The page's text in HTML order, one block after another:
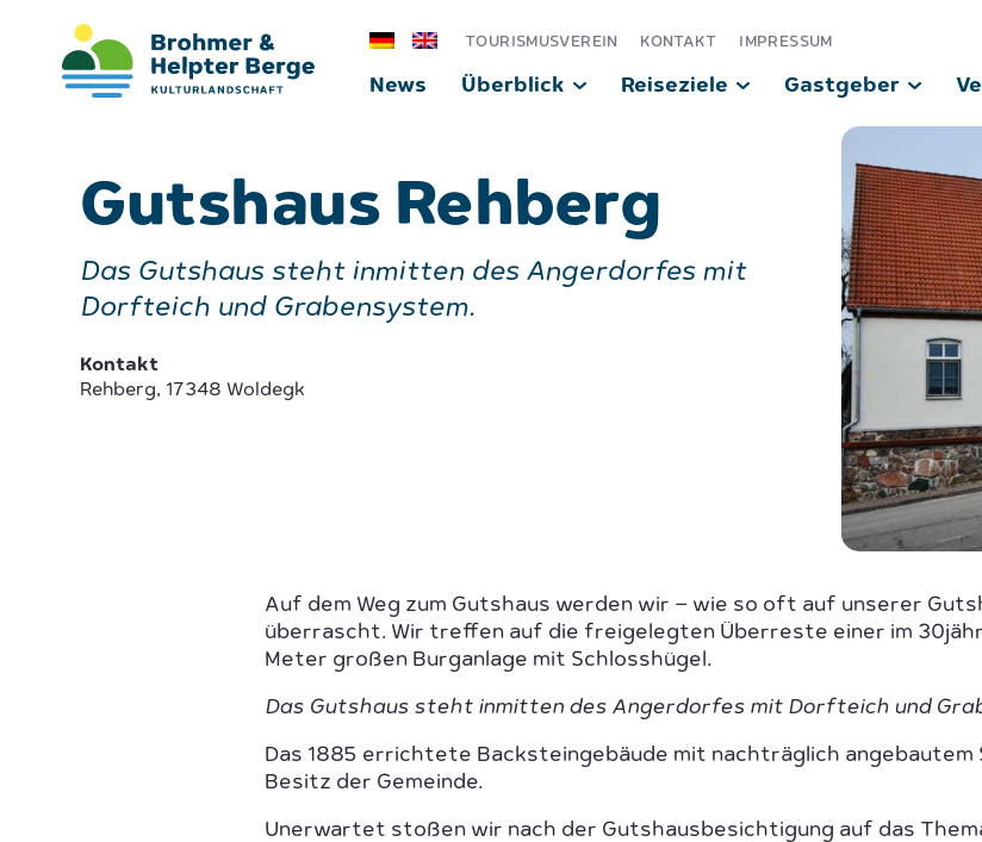
News Überblick Reiseziele Gastgeber
TOURISMUSVEREIN KONTAKT IMPRESSUM
Gutshaus Rehberg
Das Gutshaus steht inmitten des Angerdorfes mit
Dorfteich und Grabensystem.
Kontakt
Rehberg, 17348 Woldegk
Auf dem Weg zum Gutshaus werden wir – wie so oft auf unserer
überrascht. Wir treffen auf die freigelegten Überreste einer im
Meter großen Burganlage mit Schlosshügel.
Das Gutshaus steht inmitten des Angerdorfes mit Dorfteich und
Das 1885 errichtete Backsteingebäude mit nachträglich angebautem
Besitz der Gemeinde.
Unerwartet stoßen wir nach der Gutshausbesichtigung auf das